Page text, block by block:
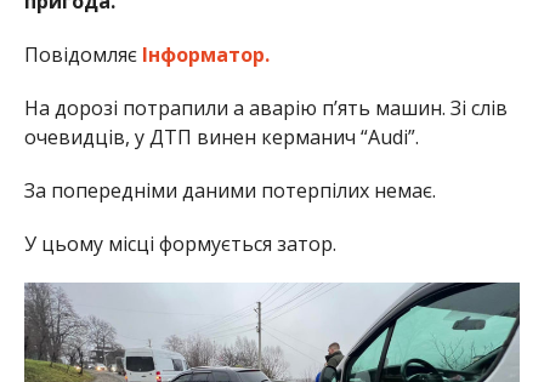
Повідомляє Інформатор.
На дорозі потрапили а аварію п’ять машин. Зі слів
очевидців, у ДТП винен керманич “Audi”.
За попередніми даними потерпілих немає.
У цьому місці формується затор.